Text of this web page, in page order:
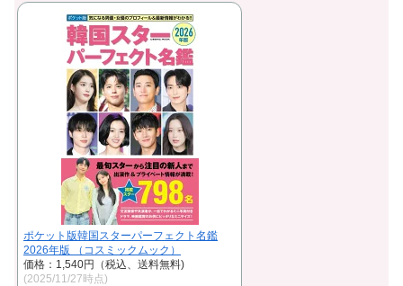
ポケット版韓国スターパーフェクト名鑑
2026年版 （コスミックムック）
価格：1,540円（税込、送料無料)
(2025/11/27時点)